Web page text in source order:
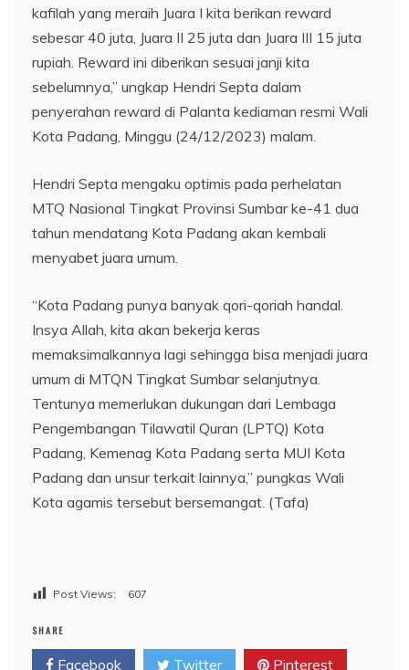
kafilah yang meraih Juara I kita berikan reward
sebesar 40 juta, Juara II 25 juta dan Juara III 15 juta
rupiah. Reward ini diberikan sesuai janji kita
sebelumnya,” ungkap Hendri Septa dalam
penyerahan reward di Palanta kediaman resmi Wali
Kota Padang, Minggu (24/12/2023) malam.
Hendri Septa mengaku optimis pada perhelatan
MTQ Nasional Tingkat Provinsi Sumbar ke-41 dua
tahun mendatang Kota Padang akan kembali
menyabet juara umum.
“Kota Padang punya banyak qori-qoriah handal.
Insya Allah, kita akan bekerja keras
memaksimalkannya lagi sehingga bisa menjadi juara
umum di MTQN Tingkat Sumbar selanjutnya.
Tentunya memerlukan dukungan dari Lembaga
Pengembangan Tilawatil Quran (LPTQ) Kota
Padang, Kemenag Kota Padang serta MUI Kota
Padang dan unsur terkait lainnya,” pungkas Wali
Kota agamis tersebut bersemangat. (Tafa)
Post Views: 607
SHARE
Facebook Twitter Pinterest